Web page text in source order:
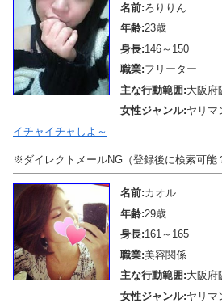
名前:ろりりん
年齢:23歳
身長:146～150
職業:フリーター
主な行動範囲:大阪府
女性ジャンル:ヤリマ
イチャイチャしよ～
※ダイレクトメールNG（登録後に検索可能
名前:カオル
年齢:29歳
身長:161～165
職業:美容関係
主な行動範囲:大阪府
女性ジャンル:ヤリマ